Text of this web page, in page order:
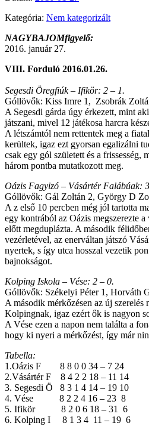
Kategória: Nem kategorizált
NAGYBAJOMfigyelő:
2016. január 27.
VIII. Forduló 2016.01.26.
Segesdi Öregfiúk – Ifikör: 2 – 1.
Góllövők: Kiss Imre 1, Zsobrák
A Segesdi gárda úgy érkezett, mint
játszani, mivel 12 játékosa harcra
A létszámtól nem rettentek meg a
kerültek, igaz ezt gyorsan egalizálni
csak egy gól született és a frissesség,
három pontba mutatkozott meg.
Oázis Fagyizó – Vásártér Falábúak:
Góllövők: Gál Zoltán 2, György D
A z első 10 percben még jól tartotta
egy kontrából az Oázis megszerezte a
előtt megduplázta. A második
vezérletével, az enerváltan játszó
nyertek, s így utca hosszal vezetik
bajnokságot.
Kolping Iskola – Vése: 2 – 0.
Góllövők: Székelyi Péter 1, Horváth
A második mérkőzésen az új szerelés
Kolpingnak, igaz ezért ők is nagyon
A Vése ezen a napon nem találta a
hogy ki nyeri a mérkőzést, így már
Tabella:
1.Oázis F 8 8 0 0 34 – 7 24
2.Vásártér F 8 4 2 2 18 – 11 14
3. Segesdi Ö 8 3 1 4 14 – 19 10
4. Vése 8 2 2 4 16 – 23 8
5. Ifikör 8 2 0 6 18 – 31 6
6. Kolping I 8 1 3 4 11 – 19 6